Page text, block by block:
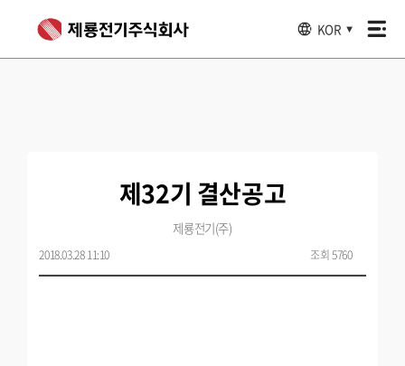
KOR ▼
제32기 결산공고
제룡전기(주)
2018.03.28 11:10 조회 5760